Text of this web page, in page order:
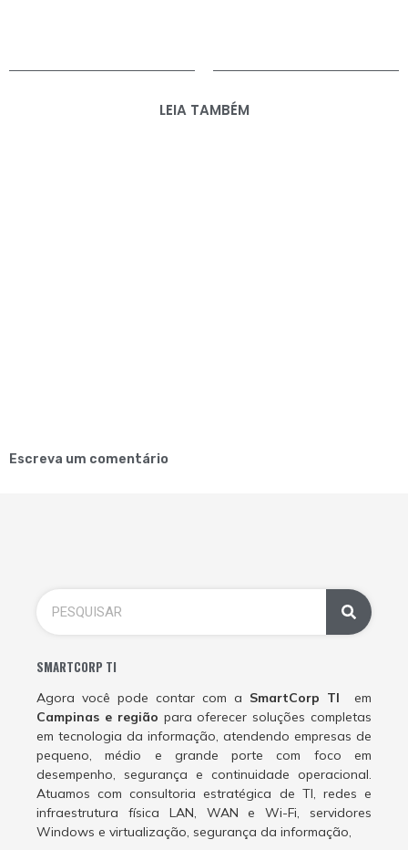
LEIA TAMBÉM
Escreva um comentário
SMARTCORP TI
Agora você pode contar com a SmartCorp TI em
Campinas e região para oferecer soluções completas
em tecnologia da informação, atendendo empresas de
pequeno, médio e grande porte com foco em
desempenho, segurança e continuidade operacional.
Atuamos com consultoria estratégica de TI, redes e
infraestrutura física LAN, WAN e Wi-Fi, servidores
Windows e virtualização, segurança da informação,